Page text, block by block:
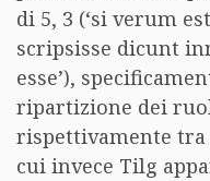
di 5, 3 (‘si verum
scripsisse dicunt
esse’),
ripartizione dei
rispettivamente tra
cui invece Tilg